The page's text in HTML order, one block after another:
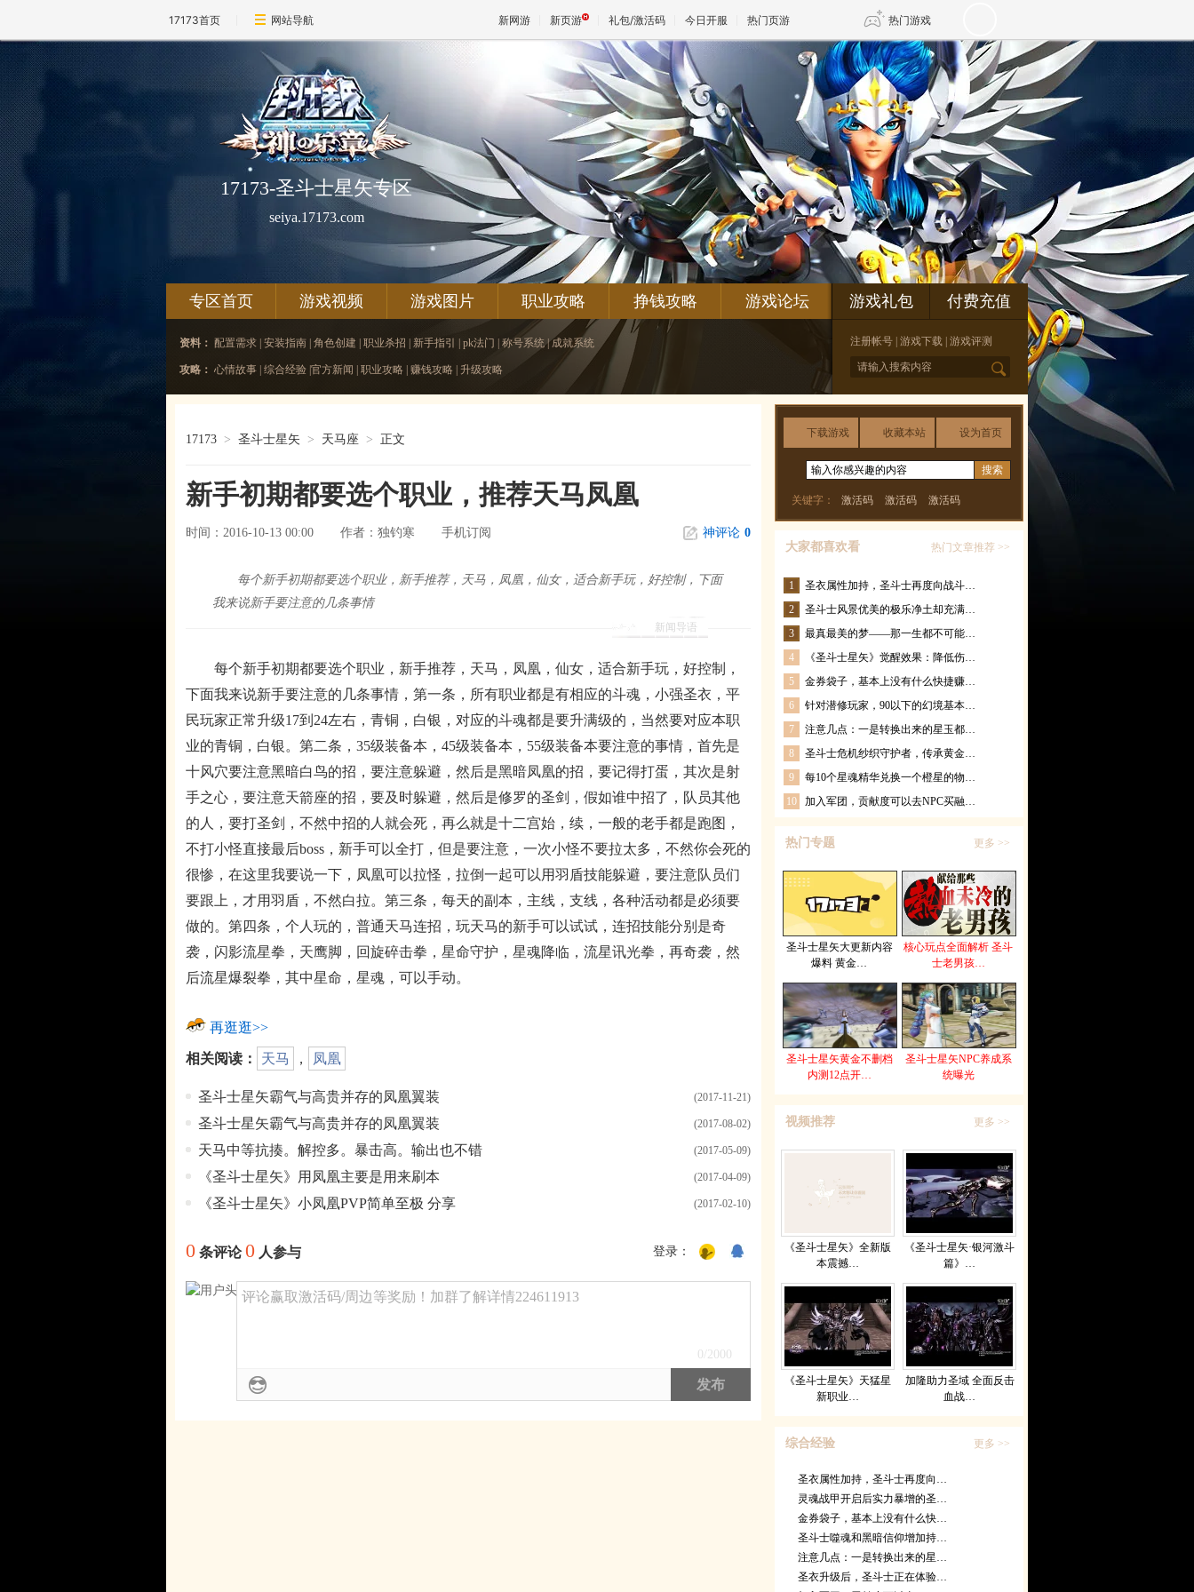
17173首页 网站导航 新网游 新页游 礼包/激活码 今日开服 热门页游 热门游戏
DNF 传奇4
天堂 剑网3旗舰版 新天龙八部
王权与自由 诛仙世界 仙剑世界
17173-圣斗士星矢专区
seiya.17173.com
专区首页 游戏视频 游戏图片 职业攻略 挣钱攻略 游戏论坛
资料： 配置需求 安装指南 角色创建 职业杀招 新手指引 pk法门 称号系统|成就系统
攻略： 心情故事 综合经验 官方新闻 职业攻略 赚钱攻略 升级攻略
游戏礼包 付费充值
注册帐号 游戏下载 游戏评测
*
下载游戏 收藏本站 设为首页
关键字： 激活码 激活码 激活码
大家都喜欢看
1
圣衣属性加持，圣斗士再度向战斗…
2
圣斗士风景优美的极乐净土却充满…
3
最真最美的梦——那一生都不可能…
4
《圣斗士星矢》觉醒效果：降低伤…
5
金券袋子，基本上没有什么快捷赚…
6
针对潜修玩家，90以下的幻境基本…
7
注意几点：一是转换出来的星玉都…
8
圣斗士危机纱织守护者，传承黄金…
9
每10个星魂精华兑换一个橙星的物…
10
加入军团，贡献度可以去NPC买融…
热门文章推荐 >>
热门专题
圣斗士星矢大更新内容
爆料 黄金…
核心玩点全面解析 圣斗
士老男孩…
圣斗士星矢黄金不删档
内测12点开…
圣斗士星矢NPC养成系
统曝光
更多 >>
视频推荐
《圣斗士星矢》全新版
本震撼…
《圣斗士星矢·银河激斗
篇》…
《圣斗士星矢》天猛星
新职业…
加隆助力圣域 全面反击
血战…
更多 >>
综合经验
圣衣属性加持，圣斗士再度向…
灵魂战甲开启后实力暴增的圣…
金券袋子，基本上没有什么快…
圣斗士噬魂和黑暗信仰增加持…
注意几点：一是转换出来的星…
圣衣升级后，圣斗士正在体验…
更多 >>
17173 > 圣斗士星矢 > 天马座 > 正文
新手初期都要选个职业，推荐天马凤凰
时间：2016-10-13 00:00 作者： 独钓寒 手机订阅 神评论 0
新闻导语
每个新手初期都要选个职业，新手推荐，天马，凤凰，仙女，适合新手玩，好控制，下面
我来说新手要注意的几条事情
每个新手初期都要选个职业，新手推荐，天马，凤凰，仙女，适合新手玩，好控制，
下面我来说新手要注意的几条事情，第一条，所有职业都是有相应的斗魂，小强圣衣，平
民玩家正常升级17到24左右，青铜，白银，对应的斗魂都是要升满级的，当然要对应本职
业的青铜，白银。第二条，35级装备本，45级装备本，55级装备本要注意的事情，首先是
十风穴要注意黑暗白鸟的招，要注意躲避，然后是黑暗凤凰的招，要记得打蛋，其次是射
手之心，要注意天箭座的招，要及时躲避，然后是修罗的圣剑，假如谁中招了，队员其他
的人，要打圣剑，不然中招的人就会死，再么就是十二宫始，续，一般的老手都是跑图，
不打小怪直接最后boss，新手可以全打，但是要注意，一次小怪不要拉太多，不然你会死的
很惨，在这里我要说一下，凤凰可以拉怪，拉倒一起可以用羽盾技能躲避，要注意队员们
要跟上，才用羽盾，不然白拉。第三条，每天的副本，主线，支线，各种活动都是必须要
做的。第四条，个人玩的，普通天马连招，玩天马的新手可以试试，连招技能分别是奇
袭，闪影流星拳，天鹰脚，回旋碎击拳，星命守护，星魂降临，流星讯光拳，再奇袭，然
后流星爆裂拳，其中星命，星魂，可以手动。
再逛逛>>
相关阅读： 天马 ， 凤凰
(2017-11-21)
圣斗士星矢霸气与高贵并存的凤凰翼装
(2017-08-02)
圣斗士星矢霸气与高贵并存的凤凰翼装
(2017-05-09)
天马中等抗揍。解控多。暴击高。输出也不错
(2017-04-09)
《圣斗士星矢》用凤凰主要是用来刷本
(2017-02-10)
《圣斗士星矢》小凤凰PVP简单至极 分享
0 条评论0 人参与 登录：
评论赢取激活码/周边等奖励！加群了解详情224611913
0 /2000
发布